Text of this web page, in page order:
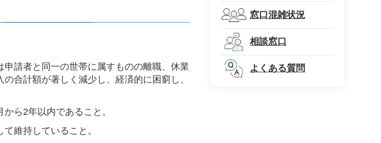
請者と同一の世帯に属すものの離職、休業
合計額が著しく減少し、経済的に困窮し、
ら2年以内であること。
維持していること。
窓口混雑状況
相談窓口
よくある質問